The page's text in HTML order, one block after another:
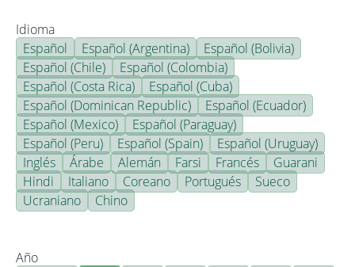
Idioma
Español
Español (Argentina)
Español (Bolivia)
Español (Chile)
Español (Colombia)
Español (Costa Rica)
Español (Cuba)
Español (Dominican Republic)
Español (Ecuador)
Español (Mexico)
Español (Paraguay)
Español (Peru)
Español (Spain)
Español (Uruguay)
Inglés
Árabe Alemán Farsi Francés
Guarani
Hindi
Italiano Coreano Portugués
Sueco
Ucraniano
Chino
Año